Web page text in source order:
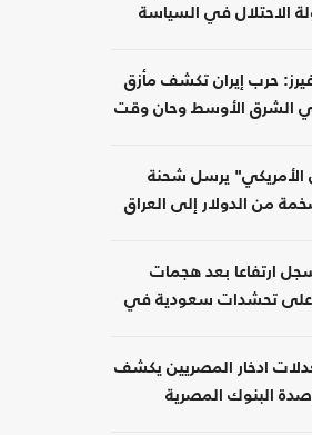
الاحتلال في السياسة
حرب إيران تكشف مأزق
في الشرق الأوسط وحان وقت
الأمريكي" يرسل شحنة
من الدولار إلى العراق
ارتفاعا بعد هجمات
على تحشدات سعودية في
ادخار المصريين يكشف
البنوك المصرية